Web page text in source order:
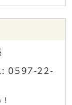
: 0597-22-